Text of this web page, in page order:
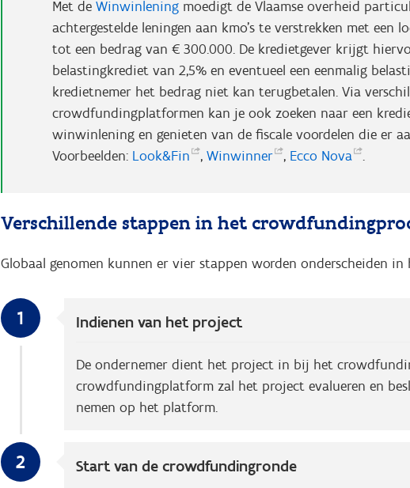
Met deWinwinlening moedigt de Vlaamse overheid
achtergestelde leningen aan kmo's te verstrekken met een
tot een bedrag van € 300.000. De kredietgever krijgt
belastingkrediet van 2,5% en eventueel een eenmalig
kredietnemer het bedrag niet kan terugbetalen. Via
crowdfundingplatformen kan je ook zoeken naar een
winwinlening en genieten van de fiscale voordelen die er
Voorbeelden: Look&Fin ,Winwinner , Ecco Nova .
Verschillende stappen in het
Globaal genomen kunnen er vier stappen worden onderscheiden
1 Indienen van het project
De ondernemer dient het project in bij het
crowdfundingplatform zal het project evalueren en
nemen op het platform.
2 Start van de crowdfundingronde